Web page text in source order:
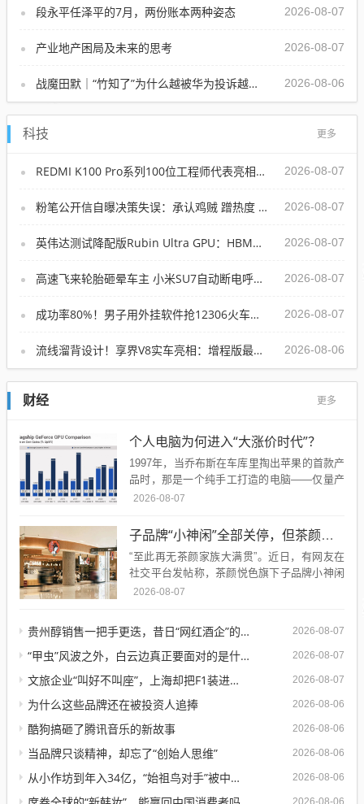
2026-08-07
段永平任泽平的7月，两份账本两种姿态
2026-08-07
产业地产困局及未来的思考
2026-08-06
战魔田默｜“竹知了”为什么越被华为投诉越响？一个传统玩具，如何变成全民参与的传播机器？
科技 更多
2026-08-07
REDMI K100 Pro系列100位工程师代表亮相：设计、工程K90原班人马操刀
2026-08-07
粉笔公开信自曝决策失误：承认鸡贼 蹭热度 舍不得成本想多收钱
2026-08-07
英伟达测试降配版Rubin Ultra GPU：HBM短缺下芯片厂商如何破局
2026-08-07
高速飞来轮胎砸晕车主 小米SU7自动断电呼叫120 全程半小时救回一命
2026-08-07
成功率80%！男子用外挂软件抢12306火车票：牟利2万多被判刑
2026-08-06
流线溜背设计！享界V8实车亮相：增程版最大续航339km
财经 更多
个人电脑为何进入“大涨价时代”？
1997年，当乔布斯在车库里掏出苹果的首款产
品时，那是一个纯手工打造的电脑——仅量产
200台，没有完整外壳、功能极简，价格为66
2026-08-07
子品牌“小神闲”全部关停，但茶颜悦色的扩张还在提速
“至此再无茶颜家族大满贯”。近日，有网友在
社交平台发帖称，茶颜悦色旗下子品牌小神闲
茶馆最后一家门店已于7月31日关闭。消息传
2026-08-07
贵州醇销售一把手更迭，昔日“网红酒企”的气质变了 2026-08-07
“甲虫”风波之外，白云边真正要面对的是什么？ 2026-08-07
文旅企业“叫好不叫座”，上海却把F1装进了上市公司 2026-08-07
为什么这些品牌还在被投资人追捧 2026-08-06
酷狗搞砸了腾讯音乐的新故事 2026-08-06
当品牌只谈精神，却忘了“创始人思维” 2026-08-06
从小作坊到年入34亿，“始祖鸟对手”被中国资本买了，能成“中产新宠”吗？ 2026-08-06